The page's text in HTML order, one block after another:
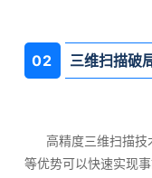
02 三维扫描破
高精度三维扫描技
等优势可以快速实现